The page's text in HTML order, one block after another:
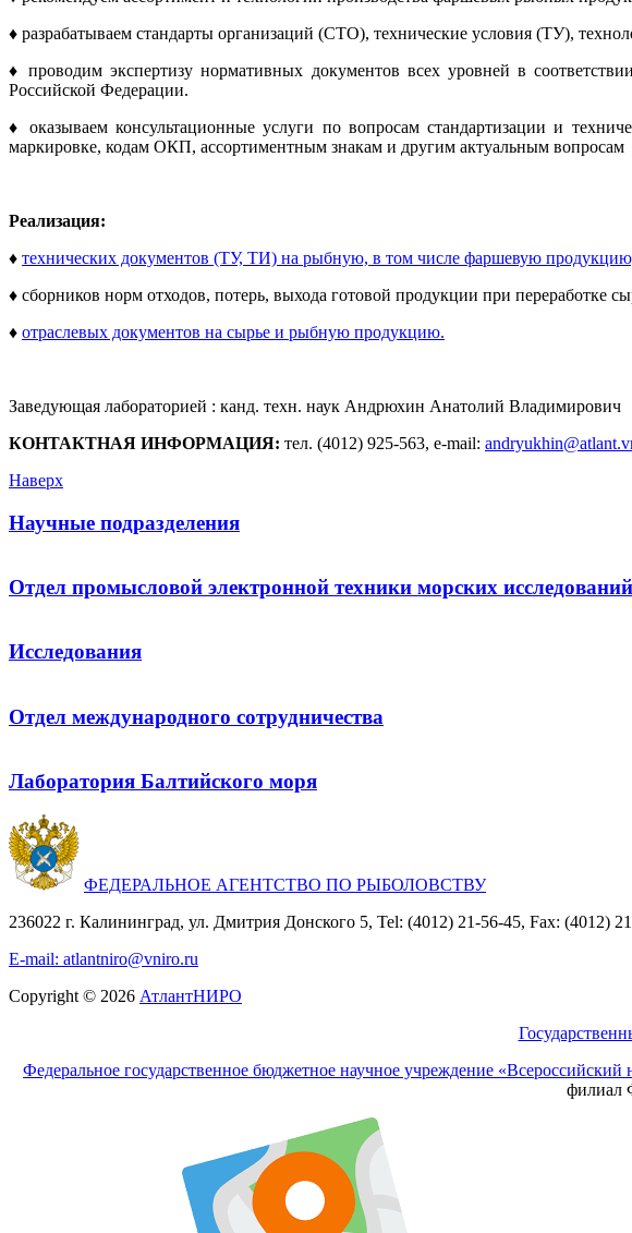
♦ разрабатываем стандарты организаций (СТО), технические условия (ТУ),
♦ проводим экспертизу нормативных документов всех уровней в
Российской Федерации.
♦ оказываем консультационные услуги по вопросам стандартизации и
маркировке, кодам ОКП, ассортиментным знакам и другим актуальным вопросам
Реализация:
♦ технических документов (ТУ, ТИ) на рыбную, в том числе фаршевую
♦ сборников норм отходов, потерь, выхода готовой продукции при переработке
♦ отраслевых документов на сырье и рыбную продукцию.
Заведующая лабораторией : канд. техн. наук Андрюхин Анатолий Владимирович
КОНТАКТНАЯ ИНФОРМАЦИЯ: тел. (4012) 925-563, e-mail:
Наверх
Научные подразделения
Отдел промысловой электронной техники морских
Исследования
Отдел международного сотрудничества
Лаборатория Балтийского моря
ФЕДЕРАЛЬНОЕ АГЕНТСТВО ПО РЫБОЛОВСТВУ
236022 г. Калининград, ул. Дмитрия Донского 5, Tel: (4012) 21-56-45, Fax: (4012)
E-mail: atlantniro@vniro.ru
Copyright © 2026 АтлантНИРО
Федеральное государственное бюджетное научное учреждение